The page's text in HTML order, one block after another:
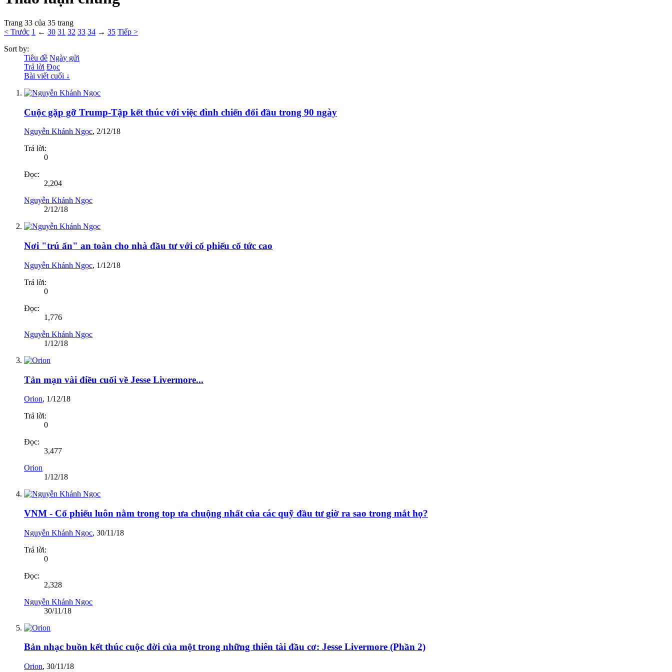
Trang 33 của 35 trang
< Trước 1 ← 30 31 32 33 34 → 35 Tiếp >
Sort by:
Tiêu đề Ngày gửi
Trả lời Đọc
Bài viết cuối ↓
Cuộc gặp gỡ Trump-Tập kết thúc với việc đình chiến đối đầu trong 90 ngày
Nguyễn Khánh Ngọc, 2/12/18
Trả lời:
0
Đọc:
2,204
Nguyễn Khánh Ngọc
2/12/18
Nơi "trú ẩn" an toàn cho nhà đầu tư với cổ phiếu cổ tức cao
Nguyễn Khánh Ngọc, 1/12/18
Trả lời:
0
Đọc:
1,776
Nguyễn Khánh Ngọc
1/12/18
Tản mạn vài điều cuối về Jesse Livermore...
Orion, 1/12/18
Trả lời:
0
Đọc:
3,477
Orion
1/12/18
VNM - Cổ phiếu luôn nằm trong top ưa chuộng nhất của các quỹ đầu tư giờ ra sao trong mắt họ?
Nguyễn Khánh Ngọc, 30/11/18
Trả lời:
0
Đọc:
2,328
Nguyễn Khánh Ngọc
30/11/18
Bản nhạc buồn kết thúc cuộc đời của một trong những thiên tài đầu cơ: Jesse Livermore (Phần 2)
Orion, 30/11/18